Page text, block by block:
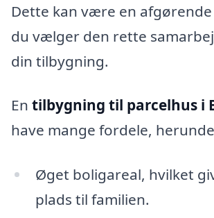
Dette kan være en
du vælger den rette
din tilbygning.
En tilbygning til parcelhus i
have mange fordele,
Øget boligareal, hvilket
plads til familien.